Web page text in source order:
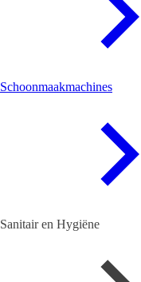
Schoonmaakmachines
Sanitair en Hygiëne